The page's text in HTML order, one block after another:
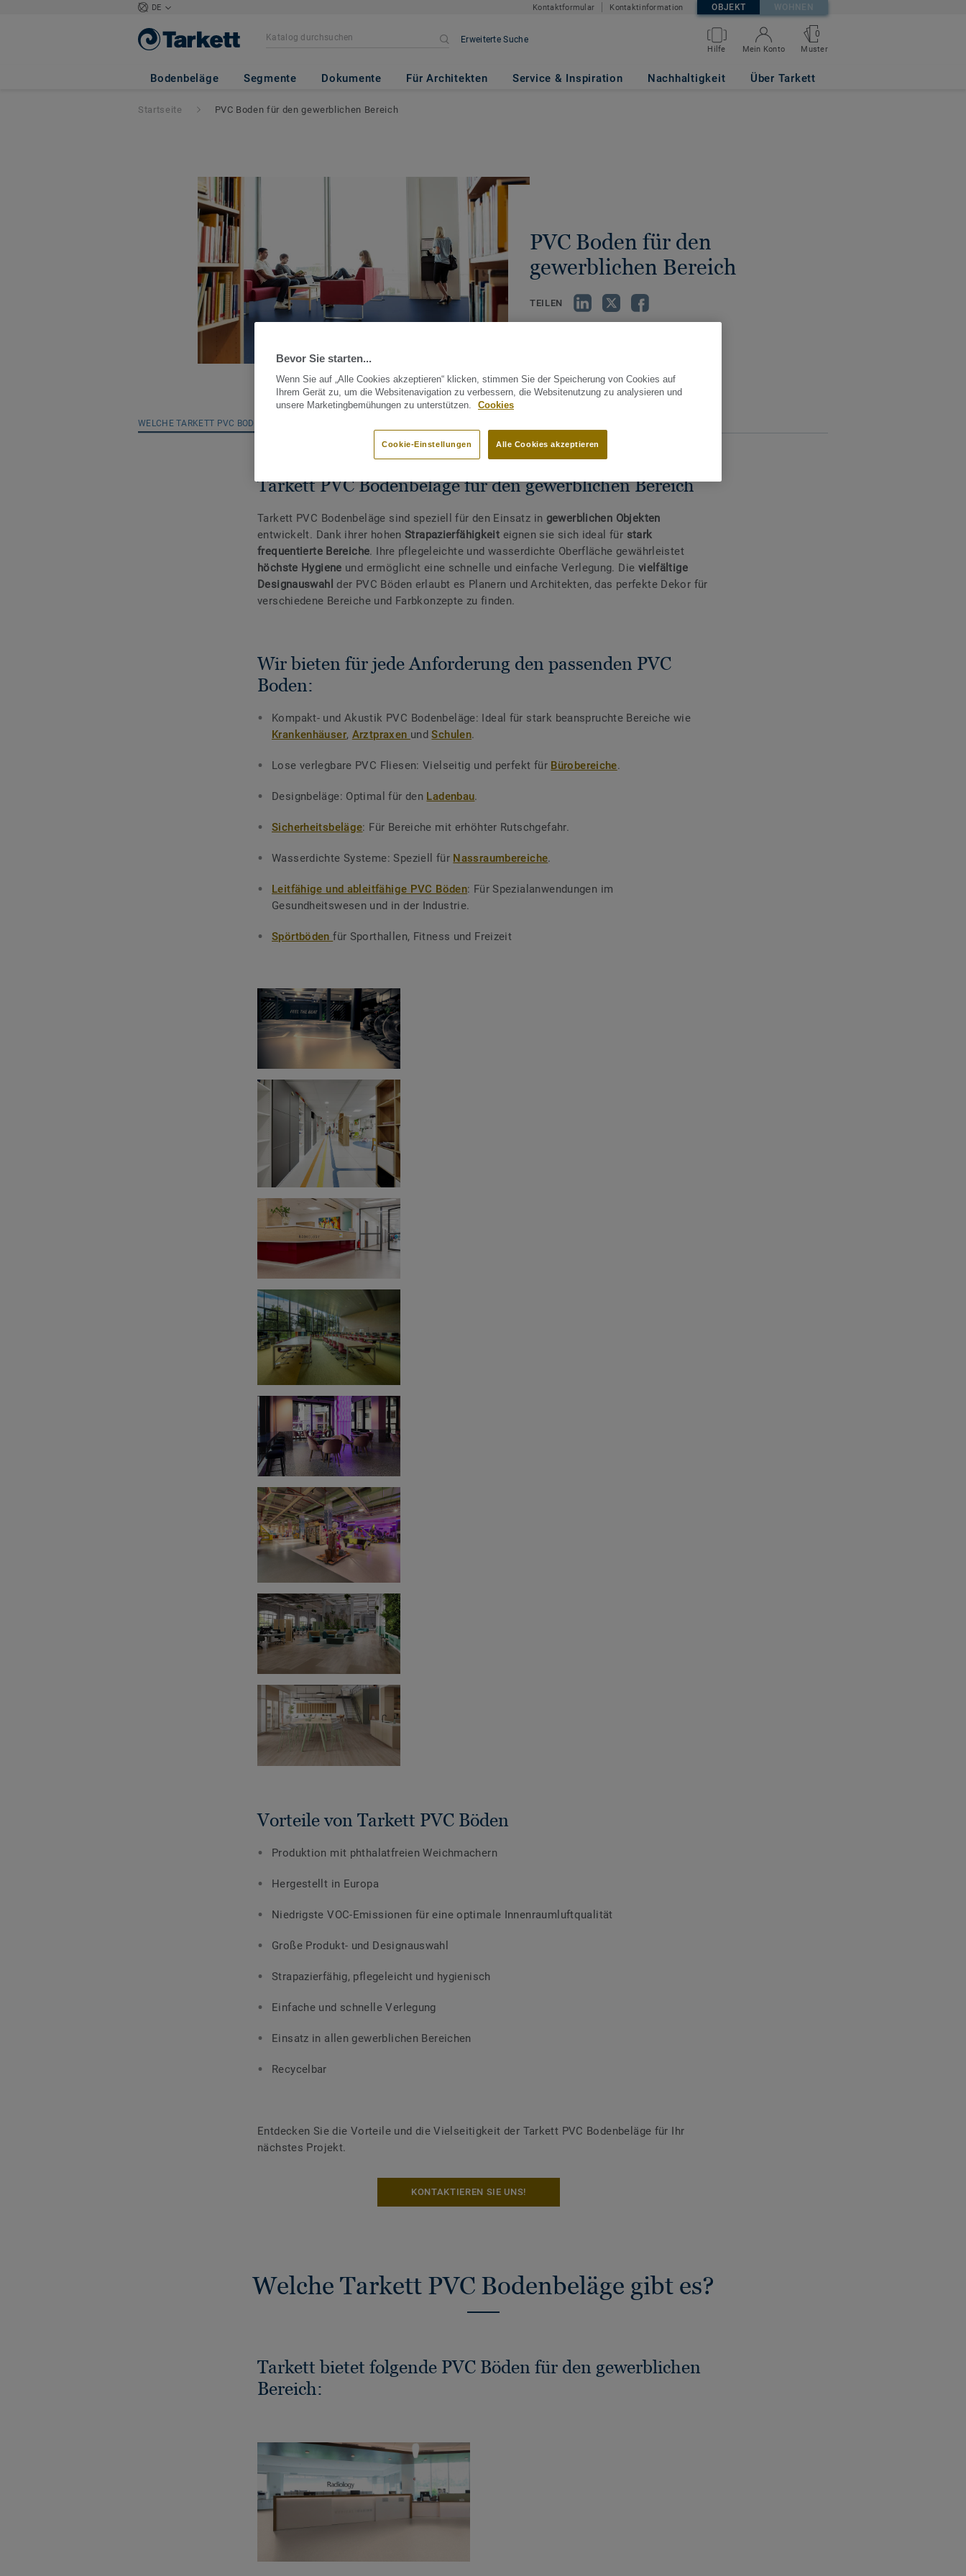
DE Kontaktformular Kontaktinformation OBJEKT WOHNEN
Erweiterte Suche
Hilfe Mein Konto
0
Muster
Bodenbeläge Segmente Dokumente Für Architekten Service & Inspiration Nachhaltigkeit Über Tarkett
Startseite PVC Boden für den gewerblichen Bereich
PVC Boden für den
gewerblichen Bereich
TEILEN
WELCHE TARKETT PVC BODENBELÄGE GIBT ES?
Tarkett PVC Bodenbeläge für den gewerblichen Bereich
Tarkett PVC Bodenbeläge sind speziell für den Einsatz in gewerblichen Objekten
entwickelt. Dank ihrer hohenStrapazierfähigkeit eignen sie sich ideal für stark
frequentierte Bereiche. Ihre pflegeleichte und wasserdichte Oberfläche gewährleistet
höchste Hygiene und ermöglicht eine schnelle und einfache Verlegung. Die vielfältige
Designauswahl der PVC Böden erlaubt es Planern und Architekten, das perfekte Dekor für
verschiedene Bereiche und Farbkonzepte zu finden.
Wir bieten für jede Anforderung den passenden PVC
Boden:
Kompakt- und Akustik PVC Bodenbeläge: Ideal für stark beanspruchte Bereiche wie
Krankenhäuser, Arztpraxen undSchulen.
Lose verlegbare PVC Fliesen: Vielseitig und perfekt für Bürobereiche.
Designbeläge: Optimal für den Ladenbau.
Sicherheitsbeläge: Für Bereiche mit erhöhter Rutschgefahr.
Wasserdichte Systeme: Speziell für Nassraumbereiche.
Leitfähige und ableitfähige PVC Böden: Für Spezialanwendungen im
Gesundheitswesen und in der Industrie.
Spörtbödenfür Sporthallen, Fitness und Freizeit
Vorteile von Tarkett PVC Böden
Produktion mit phthalatfreien Weichmachern
Hergestellt in Europa
Niedrigste VOC-Emissionen für eine optimale Innenraumluftqualität
Große Produkt- und Designauswahl
Strapazierfähig, pflegeleicht und hygienisch
Einfache und schnelle Verlegung
Einsatz in allen gewerblichen Bereichen
Recycelbar
Entdecken Sie die Vorteile und die Vielseitigkeit der Tarkett PVC Bodenbeläge für Ihr
nächstes Projekt.
KONTAKTIEREN SIE UNS!
Welche Tarkett PVC Bodenbeläge gibt es?
Tarkett bietet folgende PVC Böden für den gewerblichen
Bereich:
Bevor Sie starten...
Wenn Sie auf „Alle Cookies akzeptieren“ klicken, stimmen Sie der Speicherung von Cookies auf
Ihrem Gerät zu, um die Websitenavigation zu verbessern, die Websitenutzung zu analysieren und
unsere Marketingbemühungen zu unterstützen.
Cookies
Alle Cookies akzeptieren
Cookie-Einstellungen